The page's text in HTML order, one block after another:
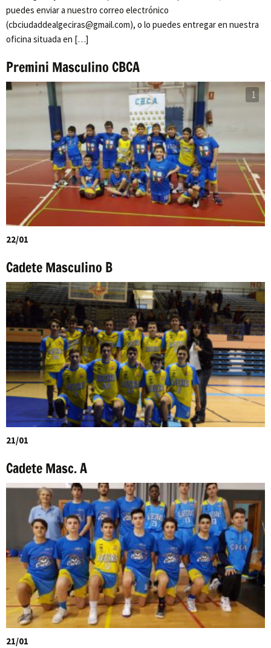
puedes enviar a nuestro correo electrónico
(cbciudaddealgeciras@gmail.com), o lo puedes entregar en nuestra
oficina situada en […]
Premini Masculino CBCA
1
22/01
Cadete Masculino B
21/01
Cadete Masc. A
21/01